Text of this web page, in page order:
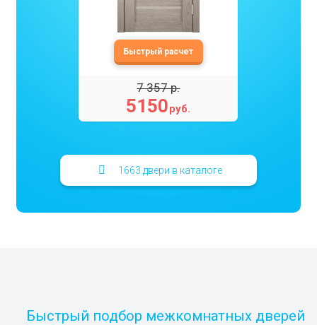
5150руб.
7 357 р.
1663 двери в каталоге
Быстрый подбор межкомнатных дверей